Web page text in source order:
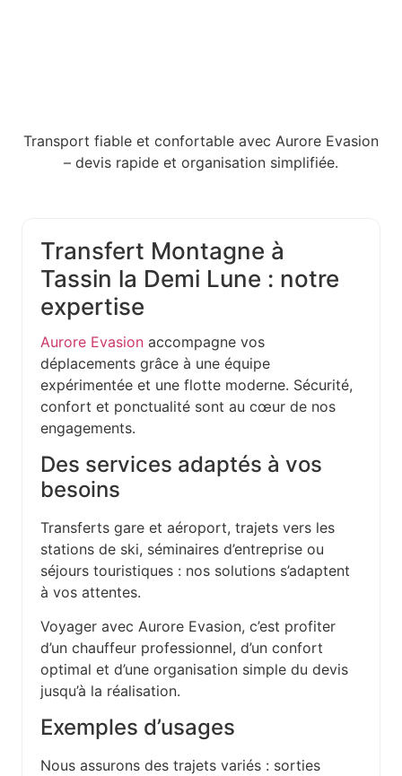
Transport fiable et confortable avec Aurore Evasion
– devis rapide et organisation simplifiée.
Transfert Montagne à
Tassin la Demi Lune : notre
expertise
Aurore Evasion accompagne vos
déplacements grâce à une équipe
expérimentée et une flotte moderne. Sécurité,
confort et ponctualité sont au cœur de nos
engagements.
Des services adaptés à vos
besoins
Transferts gare et aéroport, trajets vers les
stations de ski, séminaires d’entreprise ou
séjours touristiques : nos solutions s’adaptent
à vos attentes.
Voyager avec Aurore Evasion, c’est profiter
d’un chauffeur professionnel, d’un confort
optimal et d’une organisation simple du devis
jusqu’à la réalisation.
Exemples d’usages
Nous assurons des trajets variés : sorties